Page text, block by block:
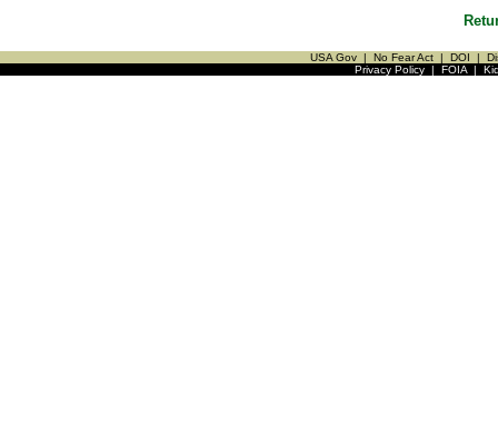
USA Gov | No Fear Act | DOI |
Privacy Policy| FOIA|